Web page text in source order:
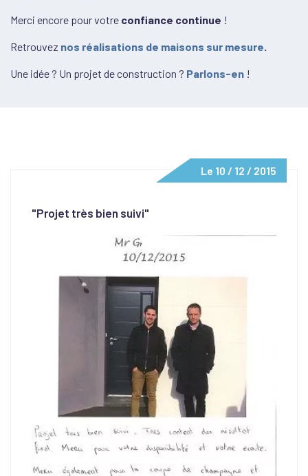
Merci encore pour votre confiance continue !
Retrouvez nos réalisations de maisons sur mesure.
Une idée ? Un projet de construction ? Parlons-en !
Le 10 / 12 / 2015
"Projet très bien suivi"